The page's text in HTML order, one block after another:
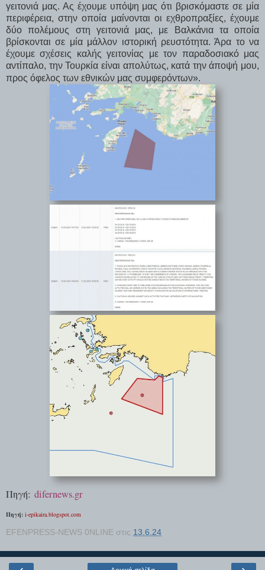
γειτονιά μας. Ας έχουμε υπόψη μας ότι βρισκόμαστε σε μία
περιφέρεια, στην οποία μαίνονται οι εχθροπραξίες, έχουμε
δύο πολέμους στη γειτονιά μας, με Βαλκάνια τα οποία
βρίσκονται σε μία μάλλον ιστορική ρευστότητα. Άρα το να
έχουμε σχέσεις καλής γειτονίας με τον παραδοσιακό μας
αντίπαλο, την Τουρκία είναι απολύτως, κατά την άποψή μου,
προς όφελος των εθνικών μας συμφερόντων».
Πηγή: difernews.gr
Πηγή: i-epikaira.blogspot.com
EFENPRESS-NEWS 0NLINE στις 13.6.24